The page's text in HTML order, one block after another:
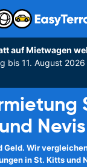
auf Mietwagen
bis 11. August
und Nevis
Geld. Wir
in St. Kitts und